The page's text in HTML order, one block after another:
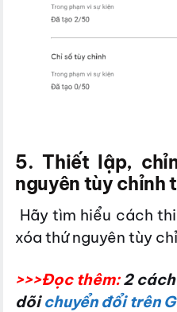
5. Thiết lập,
nguyên tùy chỉnh
Hãy tìm hiểu cách
xóa thứ nguyên tùy
>>>Đọc thêm:2
dõichuyển đổi trên